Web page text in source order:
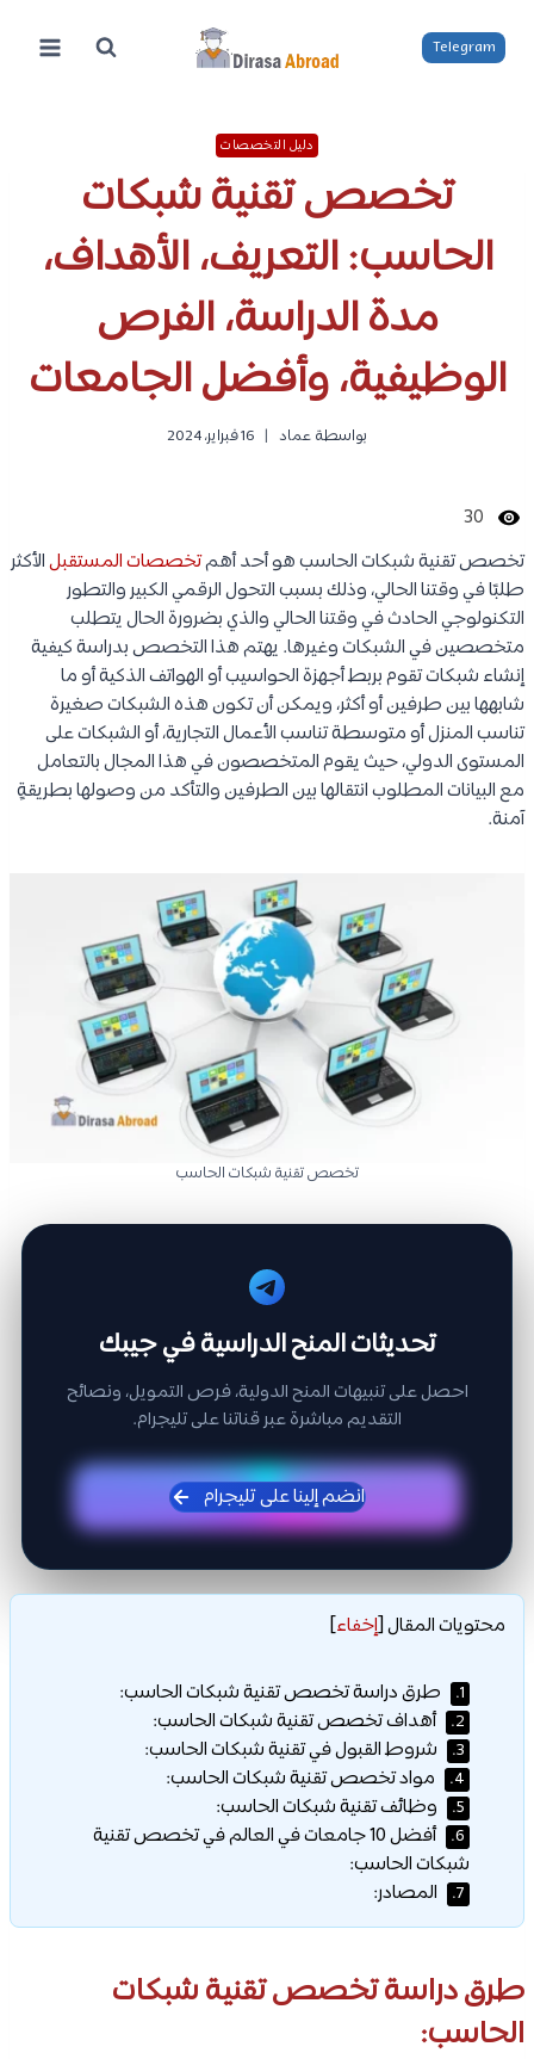
المحتوى
Telegram
دليل التخصصات
تخصص تقنية شبكات
الحاسب: التعريف، الأهداف،
مدة الدراسة، الفرص
الوظيفية، وأفضل الجامعات
بواسطة عماد 16 فبراير، 2024
30
تخصص تقنية شبكات الحاسب هو أحد أهمتخصصات المستقبلالأكثر
طلبًا في وقتنا الحالي، وذلك بسبب التحول الرقمي الكبير والتطور
التكنولوجي الحادث في وقتنا الحالي والذي بضرورة الحال يتطلب
متخصصين في الشبكات وغيرها. يهتم هذا التخصص بدراسة كيفية
إنشاء شبكات تقوم بربط أجهزة الحواسيب أو الهواتف الذكية أو ما
شابهها بين طرفين أو أكثر، ويمكن أن تكون هذه الشبكات صغيرة
تناسب المنزل أو متوسطة تناسب الأعمال التجارية، أو الشبكات على
المستوى الدولي، حيث يقوم المتخصصون في هذا المجال بالتعامل
مع البيانات المطلوب انتقالها بين الطرفين والتأكد من وصولها بطريقةٍ
آمنة.
تخصص تقنية شبكات الحاسب
تحديثات المنح الدراسية في جيبك
احصل على تنبيهات المنح الدولية، فرص التمويل، ونصائح
التقديم مباشرة عبر قناتنا على تليجرام.
انضم إلينا على تليجرام
محتويات المقال[إخفاء]
1. طرق دراسة تخصص تقنية شبكات الحاسب:
2. أهداف تخصص تقنية شبكات الحاسب:
3. شروط القبول في تقنية شبكات الحاسب:
4. مواد تخصص تقنية شبكات الحاسب:
5. وظائف تقنية شبكات الحاسب:
6.
أفضل 10 جامعات في العالم في تخصص تقنية
شبكات الحاسب:
7. المصادر:
طرق دراسة تخصص تقنية شبكات
الحاسب: